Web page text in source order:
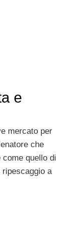
e
mercato per
che
quello di
ripescaggio a